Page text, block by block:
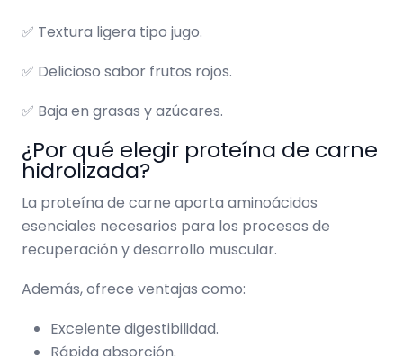
✅ Textura ligera tipo jugo.
✅ Delicioso sabor frutos rojos.
✅ Baja en grasas y azúcares.
¿Por qué elegir proteína de carne
hidrolizada?
La proteína de carne aporta aminoácidos
esenciales necesarios para los procesos de
recuperación y desarrollo muscular.
Además, ofrece ventajas como:
Excelente digestibilidad.
Rápida absorción.